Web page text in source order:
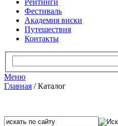
Рейтинги
Фестиваль
Академия виски
Путешествия
Контакты
Меню
Главная /Каталог